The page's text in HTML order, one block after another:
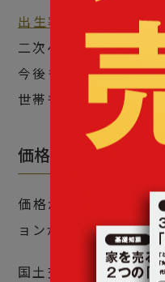
出生率
も2022年に最
二次ベビーブームの半
今後も出生率は下が
世帯も減少していく
価格が高いから
価格が高くなりがち
ョンが売れにくい理
国土交通省の土地総